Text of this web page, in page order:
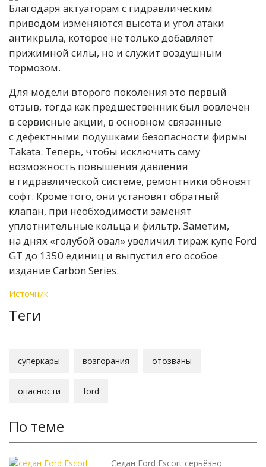
Благодаря актуаторам с гидравлическим
приводом изменяются высота и угол атаки
антикрыла, которое не только добавляет
прижимной силы, но и служит воздушным
тормозом.
Для модели второго поколения это первый
отзыв, тогда как предшественник был вовлечён
в сервисные акции, в основном связанные
с дефектными подушками безопасности фирмы
Takata. Теперь, чтобы исключить саму
возможность повышения давления
в гидравлической системе, ремонтники обновят
софт. Кроме того, они установят обратный
клапан, при необходимости заменят
уплотнительные кольца и фильтр. Заметим,
на днях «голубой овал» увеличил тираж купе Ford
GT до 1350 единиц и выпустил его особое
издание Carbon Series.
Источник
Теги
суперкары возгорания отозваны
опасности ford
По теме
Седан Ford Escort серьёзно